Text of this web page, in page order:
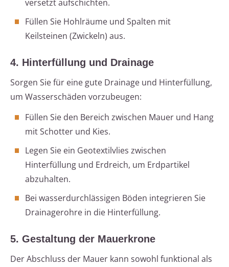
versetzt aufschichten.
Füllen Sie Hohlräume und Spalten mit
Keilsteinen (Zwickeln) aus.
4. Hinterfüllung und Drainage
Sorgen Sie für eine gute Drainage und Hinterfüllung,
um Wasserschäden vorzubeugen:
Füllen Sie den Bereich zwischen Mauer und Hang
mit Schotter und Kies.
Legen Sie ein Geotextilvlies zwischen
Hinterfüllung und Erdreich, um Erdpartikel
abzuhalten.
Bei wasserdurchlässigen Böden integrieren Sie
Drainagerohre in die Hinterfüllung.
5. Gestaltung der Mauerkrone
Der Abschluss der Mauer kann sowohl funktional als